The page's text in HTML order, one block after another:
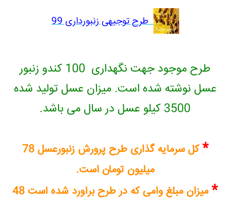
طرح توجیهی زنبورداری 99
طرح موجود جهت نگهداری 100 کندو زنبور
عسل نوشته شده است. میزان عسل تولید شده
3500 کیلو عسل در سال می باشد.
*
کل سرمایه گذاری طرح پرورش زنبورعسل 78
میلیون تومان است.
*
میزان مبلغ وامی که در طرح برآورد شده است 48